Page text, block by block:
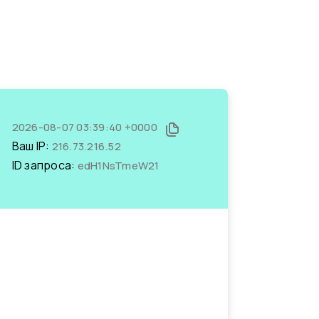
2026-08-07 03:39:40 +0000
Ваш IP: 216.73.216.52
ID запроса: edH1NsTmeW21